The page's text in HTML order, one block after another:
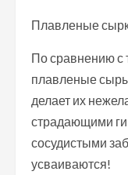
Плавленые
По сравнению с
плавленые
делает их
страдающими
сосудистыми
усваиваются!